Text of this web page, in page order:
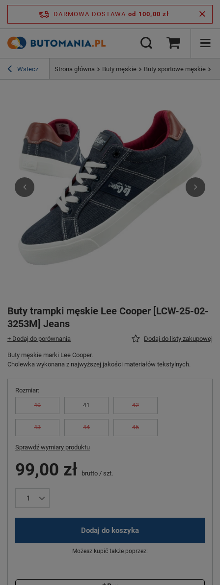
DARMOWA DOSTAWA od 100,00 zł
Wstecz Strona główna Buty męskie Buty sportowe męskie
Buty trampki męskie Lee Cooper [LCW-25-02-
3253M] Jeans
+ Dodaj do porównania Dodaj do listy zakupowej
Buty męskie marki Lee Cooper.
Cholewka wykonana z najwyższej jakości materiałów tekstylnych.
Rozmiar
40 41 42
43 44 45
Sprawdź wymiary produktu
99,00 zł brutto / szt.
Dodaj do koszyka
Możesz kupić także poprzez: